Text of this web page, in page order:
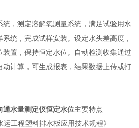
统，测定溶解氧测量系统，满足试验用水
统，完成试样安装。设定水头差高度，
装置，保持恒定水位。自动检测收集通过
动计算，可生成报表，结果数据上传或打
通水量测定仪恒定水位主要特点
运工程塑料排水板应用技术规程》